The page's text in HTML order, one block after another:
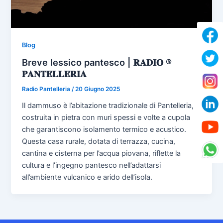
Blog
Breve lessico pantesco | 𝐑𝐀𝐃𝐈𝐎 ®
𝐏𝐀𝐍𝐓𝐄𝐋𝐋𝐄𝐑𝐈𝐀
Radio Pantelleria/20 Giugno 2025
Il dammuso è l’abitazione tradizionale di Pantelleria,
costruita in pietra con muri spessi e volte a cupola
che garantiscono isolamento termico e acustico.
Questa casa rurale, dotata di terrazza, cucina,
cantina e cisterna per l’acqua piovana, riflette la
cultura e l’ingegno pantesco nell’adattarsi
all’ambiente vulcanico e arido dell’isola.